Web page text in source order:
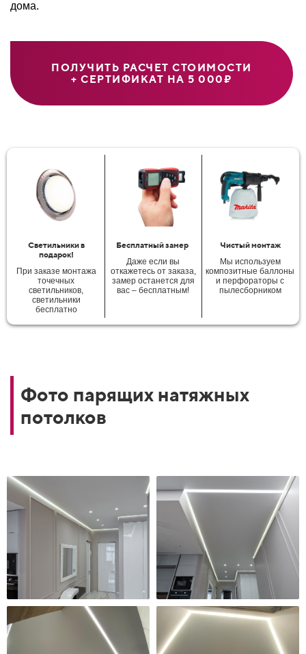
дома.
ПОЛУЧИТЬ РАСЧЕТ СТОИМОСТИ
+ СЕРТИФИКАТ НА 5 000₽
Светильники в
подарок!
При заказе монтажа
точечных
светильников,
светильники
бесплатно
Бесплатный замер
Даже если вы
откажетесь от заказа,
замер останется для
вас – бесплатным!
Чистый монтаж
Мы используем
композитные баллоны
и перфораторы с
пылесборником
Фото парящих натяжных
потолков